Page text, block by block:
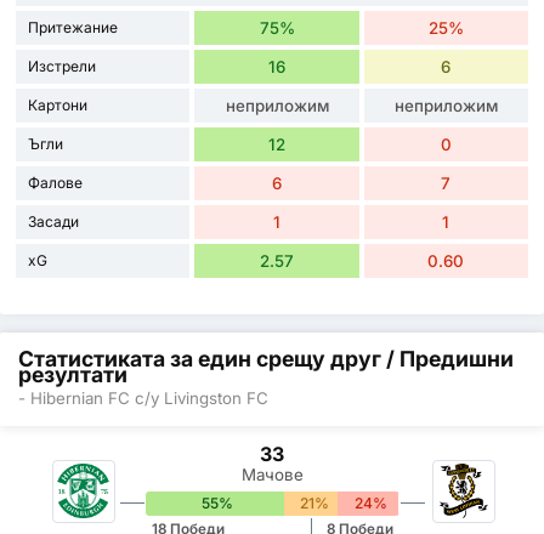
Притежание 75% 25%
Изстрели 16 6
Картони неприложим неприложим
Ъгли 12 0
Фалове 6 7
Засади 1 1
xG 2.57 0.60
Статистиката за един срещу друг / Предишни
резултати
- Hibernian FC с/у Livingston FC
33
Мачове
55% 21% 24%
18 Победи
8 Победи